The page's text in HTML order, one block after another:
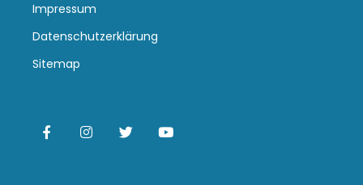
Impressum
Datenschutzerklärung
Sitemap